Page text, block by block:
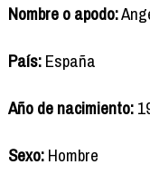
Nombre o apodo:
País:España
Año de nacimiento:
Sexo:Hombre